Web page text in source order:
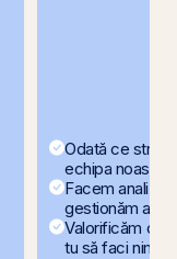
Odată ce
echipa noastră
Facem analize,
gestionăm
Valorificăm
tu să faci nimic